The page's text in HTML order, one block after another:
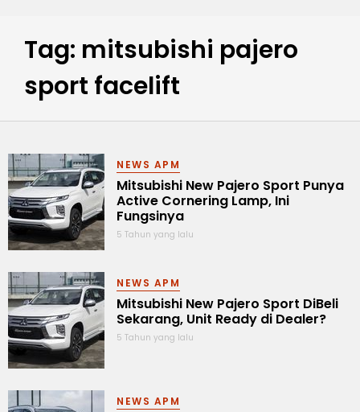
Tag: mitsubishi pajero
sport facelift
NEWS APM
Mitsubishi New Pajero Sport Punya
Active Cornering Lamp, Ini
Fungsinya
5 Tahun yang lalu
NEWS APM
Mitsubishi New Pajero Sport DiBeli
Sekarang, Unit Ready di Dealer?
5 Tahun yang lalu
NEWS APM